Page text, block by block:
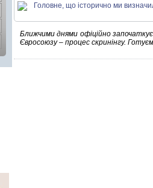
Ближчими днями офіційно
Євросоюзу – процес скринінгу.